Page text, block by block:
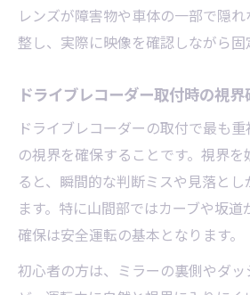
レンズが障害物や車体の一部で隠
整し、実際に映像を確認しながら固
ドライブレコーダー取付時の視
ドライブレコーダーの取付で最も
の視界を確保することです。視界
ると、瞬間的な判断ミスや見落とし
ます。特に山間部ではカーブや坂
確保は安全運転の基本となります。
初心者の方は、ミラーの裏側やダ